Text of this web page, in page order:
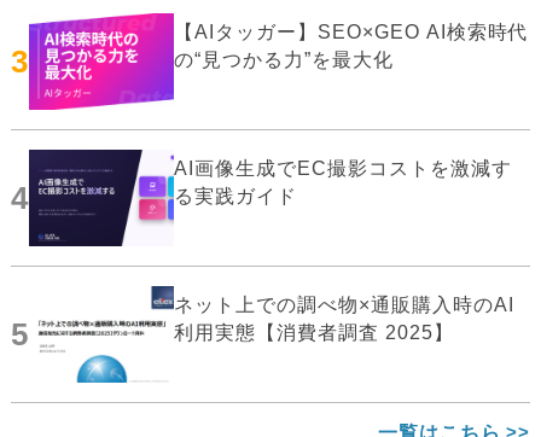
3
【AIタッガー】SEO×GEO AI検索時代
の“見つかる力”を最大化
4
AI画像生成でEC撮影コストを激減す
る実践ガイド
5
ネット上での調べ物×通販購入時のAI
利用実態【消費者調査 2025】